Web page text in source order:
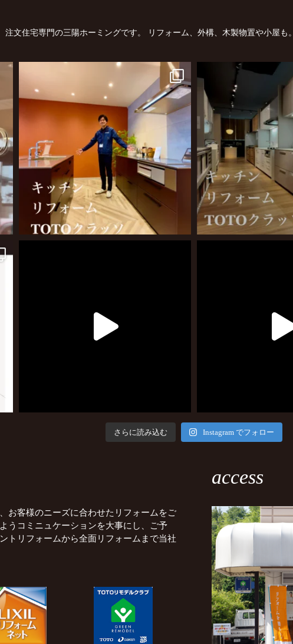
注文住宅専門の三陽ホーミングです。 リフォーム、外構、木製物置や小屋も。
さらに読み込む Instagram でフォロー
お客様のニーズに合わせたリフォームをご
うコミニュケーションを大事にし、ご予
トリフォームから全面リフォームまで当社
access